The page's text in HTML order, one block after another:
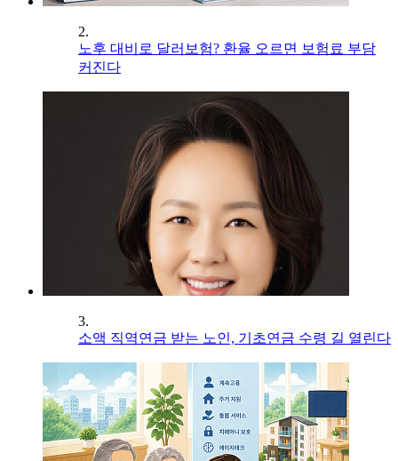
2.
노후 대비로 달러보험? 환율 오르면 보험료 부담
커진다
3.
소액 직역연금 받는 노인, 기초연금 수령 길 열린다